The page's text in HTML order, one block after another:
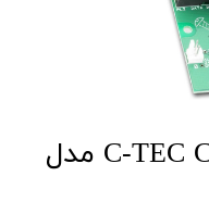
کارت رله کنترل پنل C-TEC CFP مدل